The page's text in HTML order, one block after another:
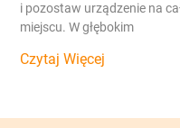
i pozostaw urządzenie na
miejscu. W głębokim
Czytaj Więcej